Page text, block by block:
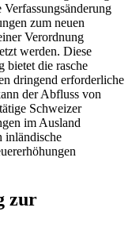
zum neuen
Verordnung
werden. Diese
bietet die rasche
dringend erforderliche
der Abfluss von
Schweizer
im Ausland
inländische
zur